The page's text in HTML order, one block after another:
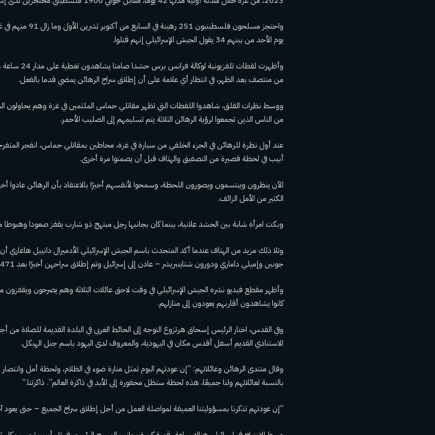
واحتجز مسلحون فلسطينيون
يوم الأحد من بينهم 34 يقول الجيش الإسرائيلي إنهم قتلوا.
وأظهرت لقطات
من منتصف بعد الظهر، في انتظار أي علامة على أن إطلاق سراح الرهائن يمضي قدما بالفعل.
ووسط نظرات القلق، شاهدوا اللقطات التي تظهر مقاتلي حماس الملثمين في غزة وهم
من الناس الذين تجمعوا لرؤية الرهائن الثلاثة يتم تسليمهم إلى الصليب الأحمر.
عند أول نظرة للرهائن في الجزء الخلفي من سيارة في غزة، محاطين بمقاتلي حماس، انفجر
أبيب في لحظة قصيرة من التصفيق والهتاف قبل أن يصمتوا مرة أخرى.
الآن ينظرون ويبتسمون ويصورون اللحظة، وسمحوا لأنفسهم أخيرًا بالاعتقاد بأن الرهائن عادوا
الكثير من الأمل الزائف.
وبكت امرأة شابة بين الحشد علانية، بينما كان بجانبها رجل مبتهج ذو شارب يقفز صعودا وهبوطا
وتلا ذلك مزيد من الهتاف عندما أكد المتحدث باسم الجيش الإسرائيلي الأدميرال دانييل هاغاري
جونين وإميلي داماري ودورون شتاينبريشر – عادن إلى إسرائيل وتم إطلاق سراحهن أخيرًا بعد 471 يومًا كأسيرات في غزة.
وأظهر مقطع فيديو نشره الجيش الإسرائيلي في وقت لاحق عائلات الثلاثة وهم يصرخون ويقفزون
كانوا يشاهدون أقاربهم يعودون إلى منازلهم.
وفي القدس، اختار الرئيس إسحاق هرتزوغ التوجه إلى الحائط الغربي في البلدة القديمة للصلاة من
الاستنادي القديم أسفل أقدس مكان في اليهودية، والمعروف لدى اليهود باسم جبل الهيكل.
وقال منتدى الرهائن وعائلاتهم: “إن عودتهم اليوم تمثل منارة ضوء في الظلام، ولحظة أمل وانتصار
بالنسبة لعائلاتهم ولنا جميعًا، هذه لحظة ستظل محفورة إلى الأبد في ذاكرة العالم”. ذاكرتنا.”
“إن عودتهم تذكرنا بمسؤوليتنا العميقة لمواصلة العمل من أجل إطلاق سراح الجميع – حتى يعود